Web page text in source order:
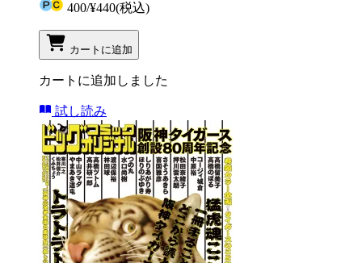
400/¥440(税込)
カートに追加
カートに追加しました
試し読み